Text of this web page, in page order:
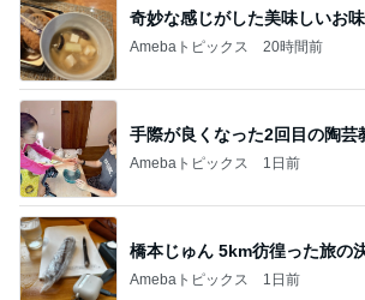
奇妙な感じがした美味しいお
Amebaトピックス 20時間前
手際が良くなった2回目の陶芸
Amebaトピックス 1日前
橋本じゅん 5km彷徨った旅の
Amebaトピックス 1日前